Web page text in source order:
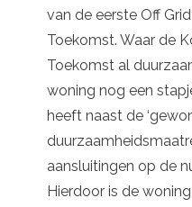
van de eerste Off
Toekomst. Waar de
Toekomst al
woning nog een
heeft naast de
aansluitingen op de
Hierdoor is de